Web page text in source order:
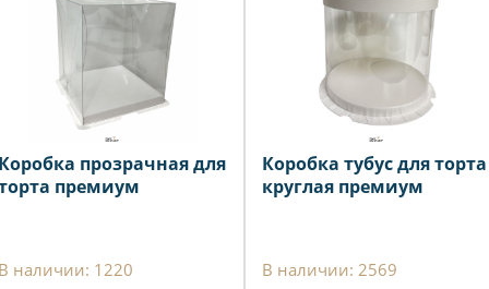
прозрачная для
премиум
наличии: 1220
Коробка тубус для торта
круглая премиум
В наличии: 2569